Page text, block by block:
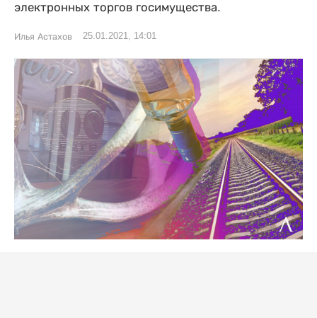
электронных торгов госимущества.
Илья Астахов 25.01.2021, 14:01